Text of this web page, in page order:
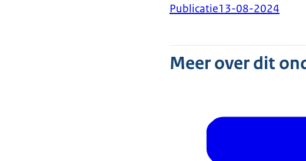
Publicatie13-08-2024
Meer over dit